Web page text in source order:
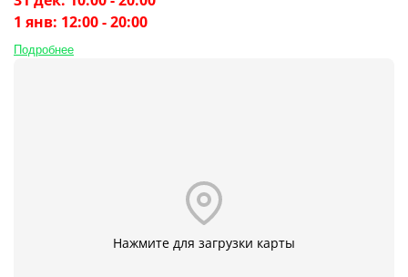
1 янв: 12:00 - 20:00
Подробнее
Нажмите для загрузки карты